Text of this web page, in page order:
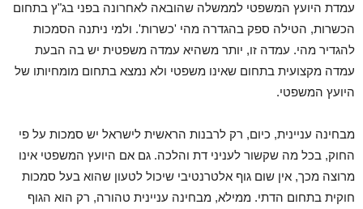
עמדת היועץ המשפטי לממשלה שהובאה לאחרונה בפני בג"ץ בתחום
הכשרות, הטילה ספק בהגדרה מהי 'כשרות'. ולמי ניתנה הסמכות
להגדיר מהי. עמדה זו, יותר משהיא עמדה משפטית יש בה הבעת
עמדה מקצועית בתחום שאינו משפטי ולא נמצא בתחום מומחיותו של
היועץ המשפטי.
מבחינה עניינית, כיום, רק לרבנות הראשית לישראל יש סמכות על פי
החוק, בכל מה שקשור לעניני דת והלכה. גם אם היועץ המשפטי אינו
מרוצה מכך, אין שום גוף אלטרנטיבי שיכול לטעון שהוא בעל סמכות
חוקית בתחום הדתי. ממילא, מבחינה עניינית טהורה, רק הוא הגוף